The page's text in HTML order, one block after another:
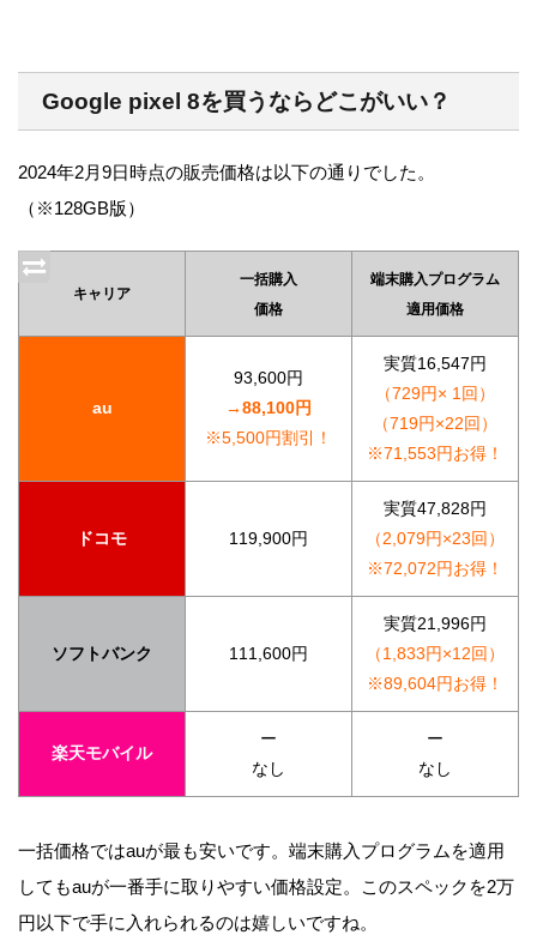
Google pixel 8を買うならどこがいい？
2024年2月9日時点の販売価格は以下の通りでした。
（※128GB版）
キャリア
一括購入
価格
端末購入プログラム
適用価格
au
93,600円
→88,100円
※5,500円割引！
実質16,547円
（729円× 1回）
（719円×22回）
※71,553円お得！
ドコモ 119,900円
実質47,828円
（2,079円×23回）
※72,072円お得！
ソフトバンク 111,600円
実質21,996円
（1,833円×12回）
※89,604円お得！
楽天モバイル
ー
なし
ー
なし
一括価格ではauが最も安いです。端末購入プログラムを適用
してもauが一番手に取りやすい価格設定。このスペックを2万
円以下で手に入れられるのは嬉しいですね。